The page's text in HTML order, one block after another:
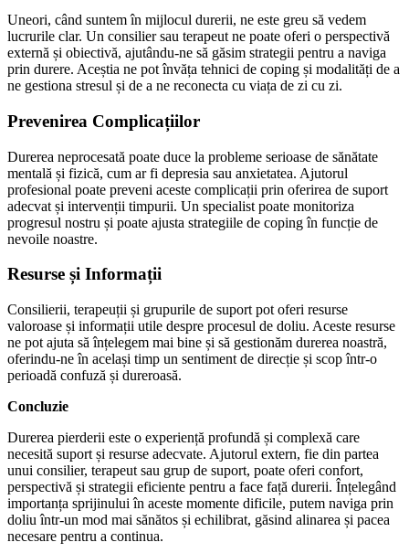
Uneori, când suntem în mijlocul durerii, ne este greu să vedem
lucrurile clar. Un consilier sau terapeut ne poate oferi o perspectivă
externă și obiectivă, ajutându-ne să găsim strategii pentru a naviga
prin durere. Aceștia ne pot învăța tehnici de coping și modalități de a
ne gestiona stresul și de a ne reconecta cu viața de zi cu zi.
Prevenirea Complicațiilor
Durerea neprocesată poate duce la probleme serioase de sănătate
mentală și fizică, cum ar fi depresia sau anxietatea. Ajutorul
profesional poate preveni aceste complicații prin oferirea de suport
adecvat și intervenții timpurii. Un specialist poate monitoriza
progresul nostru și poate ajusta strategiile de coping în funcție de
nevoile noastre.
Resurse și Informații
Consilierii, terapeuții și grupurile de suport pot oferi resurse
valoroase și informații utile despre procesul de doliu. Aceste resurse
ne pot ajuta să înțelegem mai bine și să gestionăm durerea noastră,
oferindu-ne în același timp un sentiment de direcție și scop într-o
perioadă confuză și dureroasă.
Concluzie
Durerea pierderii este o experiență profundă și complexă care
necesită suport și resurse adecvate. Ajutorul extern, fie din partea
unui consilier, terapeut sau grup de suport, poate oferi confort,
perspectivă și strategii eficiente pentru a face față durerii. Înțelegând
importanța sprijinului în aceste momente dificile, putem naviga prin
doliu într-un mod mai sănătos și echilibrat, găsind alinarea și pacea
necesare pentru a continua.